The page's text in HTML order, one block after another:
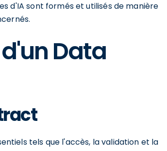
d'IA sont formés et utilisés de manière
Data
tels que l'accès, la validation et la